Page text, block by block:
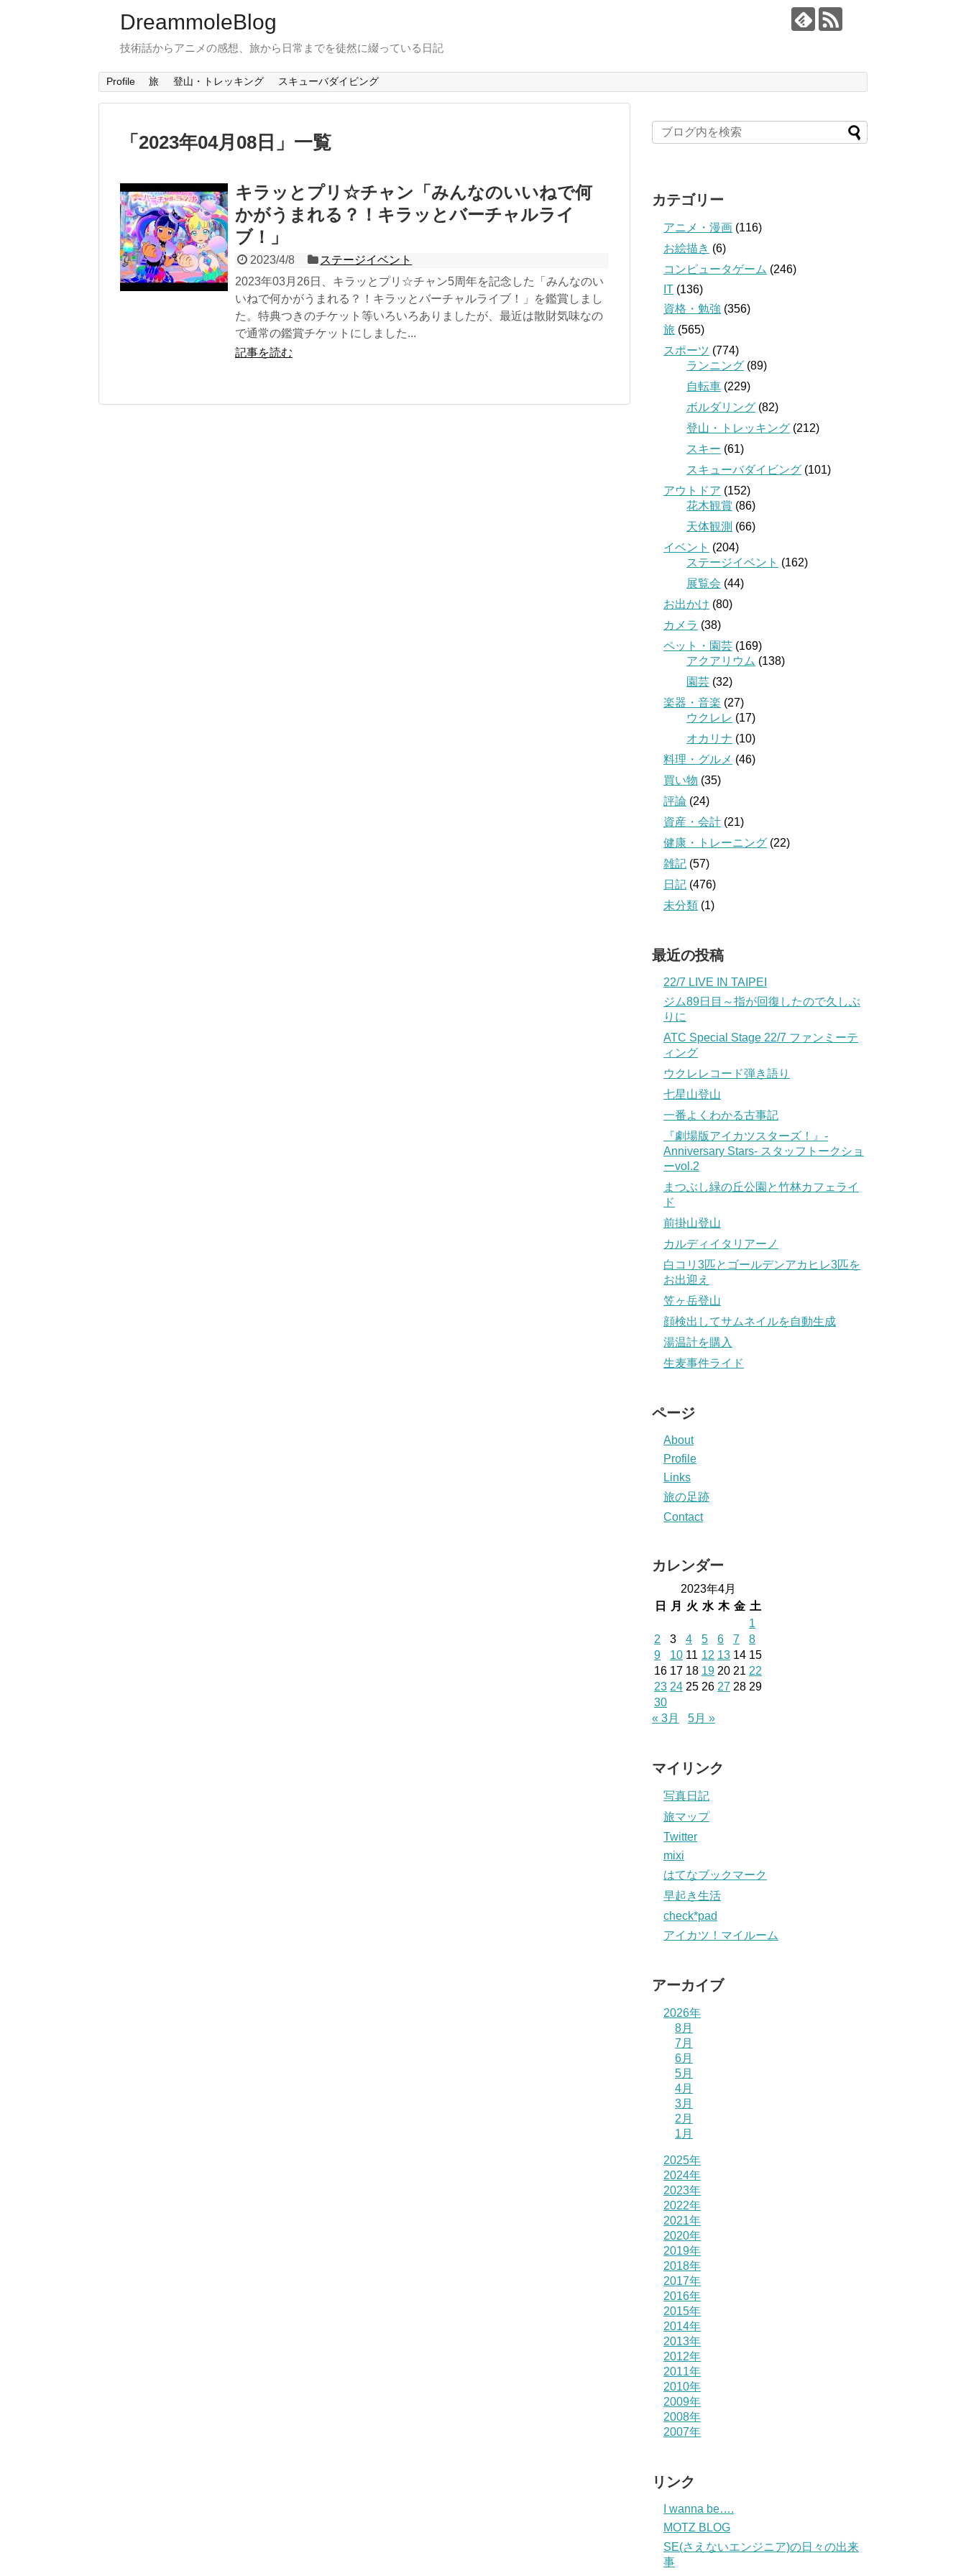
DreammoleBlog
技術話からアニメの感想、旅から日常までを徒然に綴っている日記
Profile 旅 登山・トレッキング スキューバダイビング
「 2023年04月08日 」 一覧
キラッとプリ☆チャン「みんなのいいねで何
かがうまれる？！キラッとバーチャルライ
ブ！」
2023/4/8
ステージイベント
2023年03月26日、キラッとプリ☆チャン5周年を記念した「みんなのい
いねで何かがうまれる？！キラッとバーチャルライブ！」を鑑賞しまし
た。特典つきのチケット等いろいろありましたが、最近は散財気味なの
で通常の鑑賞チケットにしました...
記事を読む
カテゴリー
アニメ・漫画 (116)
お絵描き (6)
コンピュータゲーム (246)
IT (136)
資格・勉強 (356)
旅 (565)
スポーツ (774)
ランニング (89)
自転車 (229)
ボルダリング (82)
登山・トレッキング (212)
スキー (61)
スキューバダイビング (101)
アウトドア (152)
花木観賞 (86)
天体観測 (66)
イベント (204)
ステージイベント (162)
展覧会 (44)
お出かけ (80)
カメラ (38)
ペット・園芸 (169)
アクアリウム (138)
園芸 (32)
楽器・音楽 (27)
ウクレレ (17)
オカリナ (10)
料理・グルメ (46)
買い物 (35)
評論 (24)
資産・会計 (21)
健康・トレーニング (22)
雑記 (57)
日記 (476)
未分類 (1)
最近の投稿
22/7 LIVE IN TAIPEI
ジム89日目～指が回復したので久しぶ
りに
ATC Special Stage 22/7 ファンミーテ
ィング
ウクレレコード弾き語り
七星山登山
一番よくわかる古事記
『劇場版アイカツスターズ！』-
Anniversary Stars- スタッフトークショ
ーvol.2
まつぶし緑の丘公園と竹林カフェライ
ド
前掛山登山
カルディイタリアーノ
白コリ3匹とゴールデンアカヒレ3匹を
お出迎え
笠ヶ岳登山
顔検出してサムネイルを自動生成
湯温計を購入
生麦事件ライド
ページ
About
Profile
Links
旅の足跡
Contact
カレンダー
2023年4月
日
月 火 水 木 金 土
1
2
3 4 5 6 7
8
9
10 11 12 13 14 15
16 17 18 19 20 21 22
23 24 25 26 27 28 29
30
« 3月
5月 »
マイリンク
写真日記
旅マップ
Twitter
mixi
はてなブックマーク
早起き生活
check*pad
アイカツ！マイルーム
アーカイブ
2026年
8月
7月
6月
5月
4月
3月
2月
1月
2025年
2024年
2023年
2022年
2021年
2020年
2019年
2018年
2017年
2016年
2015年
2014年
2013年
2012年
2011年
2010年
2009年
2008年
2007年
リンク
I wanna be….
MOTZ BLOG
SE(さえないエンジニア)の日々の出来
事